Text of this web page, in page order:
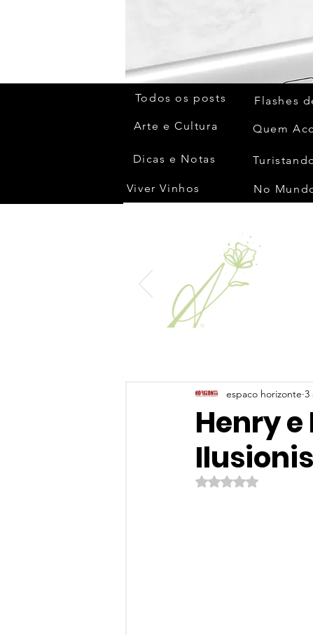
Todos os posts
Arte e Cultura
Dicas e Notas
Viver Vinhos
Flashes
Henry
espaco horizonte 3
Avaliado com NaN